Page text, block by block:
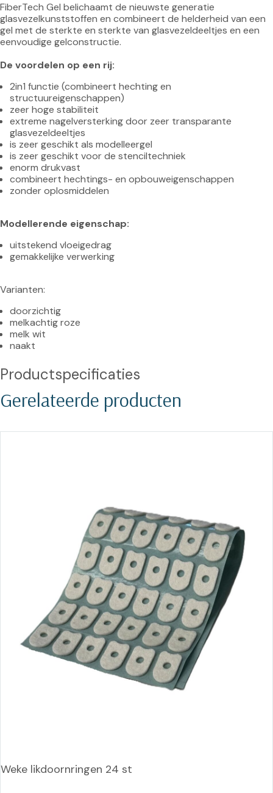
FiberTech Gel belichaamt de nieuwste generatie
glasvezelkunststoffen en combineert de helderheid van een
gel met de sterkte en sterkte van glasvezeldeeltjes en een
eenvoudige gelconstructie.
De voordelen op een rij:
2in1 functie (combineert hechting en
structuureigenschappen)
zeer hoge stabiliteit
extreme nagelversterking door zeer transparante
glasvezeldeeltjes
is zeer geschikt als modelleergel
is zeer geschikt voor de stenciltechniek
enorm drukvast
combineert hechtings- en opbouweigenschappen
zonder oplosmiddelen
Modellerende eigenschap:
uitstekend vloeigedrag
gemakkelijke verwerking
doorzichtig
melkachtig roze
melk wit
naakt
Productspecificaties
Gerelateerde producten
Weke likdoornringen 24 st